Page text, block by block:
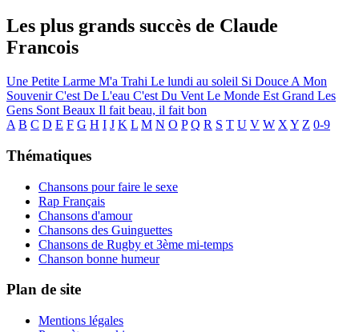
Les plus grands succès de Claude
Francois
Une Petite Larme M'a Trahi Le lundi au soleil Si Douce A Mon
SouvenirC'est De L'eau C'est Du Vent Le Monde Est Grand Les
Gens Sont Beaux Il fait beau, il fait bon
A B C D E F G H I J K L M N O P Q R S T U V W X Y Z 0-9
Thématiques
Chansons pour faire le sexe
Rap Français
Chansons d'amour
Chansons des Guinguettes
Chansons de Rugby et 3ème mi-temps
Chanson bonne humeur
Plan de site
Mentions légales